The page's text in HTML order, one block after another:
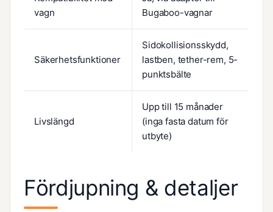
vagn
Bugaboo-vagnar
Säkerhetsfunktioner
Sidokollisionsskydd,
lastben, tether-rem, 5-
punktsbälte
Livslängd
Upp till 15 månader
(inga fasta datum för
utbyte)
Fördjupning & detaljer